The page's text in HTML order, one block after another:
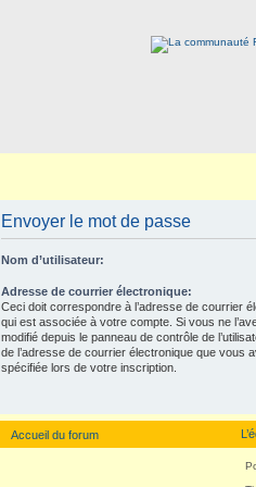
Envoyer le mot de passe
Nom d’utilisateur:
Adresse de courrier électronique:
Ceci doit correspondre à l’adresse de courrier
qui est associée à votre compte. Si vous ne
modifié depuis le panneau de contrôle de
de l’adresse de courrier électronique que vous
spécifiée lors de votre inscription.
Accueil du forum